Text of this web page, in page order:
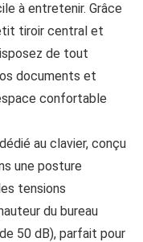
à entretenir. Grâce
tiroir central et
de tout
documents et
confortable
au clavier, conçu
une posture
tensions
du bureau
50 dB), parfait pour